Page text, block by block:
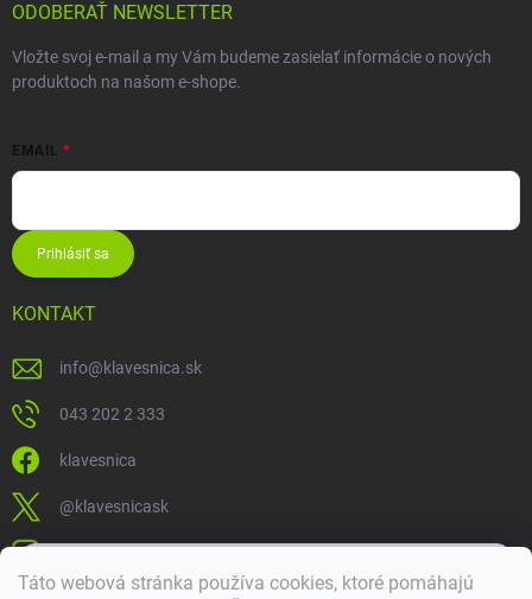
Táto webová stránka používa cookies, ktoré pomáhajú
ODOBERAŤ NEWSLETTER
Vložte svoj e-mail a my Vám budeme zasielať informácie o nových
produktoch na našom e-shope.
EMAIL
Prihlásiť sa
KONTAKT
info@klavesnica.sk
043 202 2 333
klavesnica
@klavesnicask
klavesnica_sk